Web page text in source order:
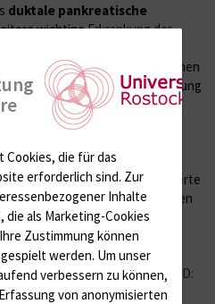
duktale pankreatische
wichtige Erkrankung der
einer meist späten Diagnose,
einem schlechten Ansprechen
Überlebensrate dieser Erkrankung
der Entstehung und
neuer
ein weiterer
Arbeitsgruppe. Wir evaluieren
und Diabetes auf etablierte
Hilfe eines syngenen orthotopen
hinaus testen wir neue
Inhibition des
in vitro und in vivo (PMID:
29609037,PMID: 30486435,PMID:
die für das
erforderlich sind. Zur
Inhalte
die als Marketing-Cookies
Zustimmung können
werden. Um unser
verbessern zu können,
von anonymisierten